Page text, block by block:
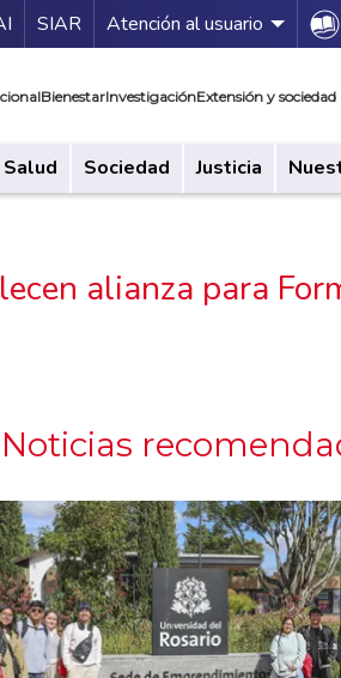
de servicios
SIAR Atención al usuario Icon
BienestarInvestigaciónExtensión y sociedad
Salud Sociedad Justicia
alianza para
Noticias